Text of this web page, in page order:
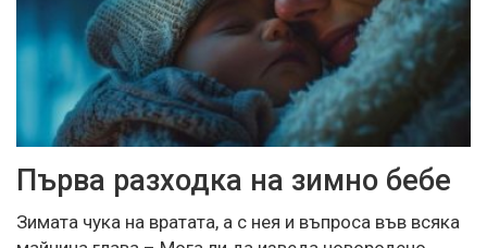
Първа разходка на зимно бебе
Зимата чука на вратата, а с нея и въпроса във всяка